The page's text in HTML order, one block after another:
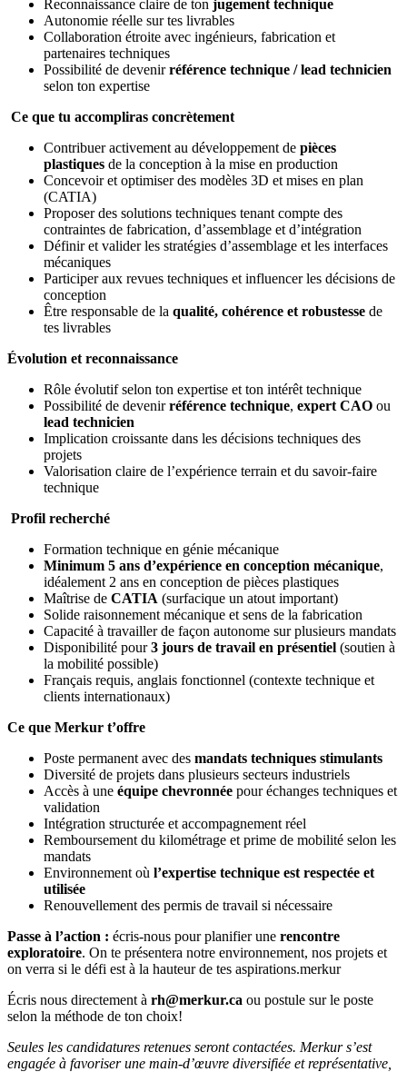
Reconnaissance claire de ton jugement technique
Autonomie réelle sur tes livrables
Collaboration étroite avec ingénieurs, fabrication et
partenaires techniques
Possibilité de devenirréférence technique / lead technicien
selon ton expertise
Ce que tu accompliras concrètement
Contribuer activement au développement de pièces
plastiques de la conception à la mise en production
Concevoir et optimiser des modèles 3D et mises en plan
(CATIA)
Proposer des solutions techniques tenant compte des
contraintes de fabrication, d’assemblage et d’intégration
Définir et valider les stratégies d’assemblage et les interfaces
mécaniques
Participer aux revues techniques et influencer les décisions de
conception
Être responsable de la qualité, cohérence et robustesse de
tes livrables
Évolution et reconnaissance
Rôle évolutif selon ton expertise et ton intérêt technique
Possibilité de devenirréférence technique, expert CAO ou
lead technicien
Implication croissante dans les décisions techniques des
projets
Valorisation claire de l’expérience terrain et du savoir-faire
technique
Profil recherché
Formation technique en génie mécanique
Minimum 5 ans d’expérience en conception mécanique,
idéalement 2 ans en conception de pièces plastiques
Maîtrise de CATIA (surfacique un atout important)
Solide raisonnement mécanique et sens de la fabrication
Capacité à travailler de façon autonome sur plusieurs mandats
Disponibilité pour3 jours de travail en présentiel (soutien à
la mobilité possible)
Français requis, anglais fonctionnel (contexte technique et
clients internationaux)
Ce que Merkur t’offre
Poste permanent avec des mandats techniques stimulants
Diversité de projets dans plusieurs secteurs industriels
Accès à une équipe chevronnée pour échanges techniques et
validation
Intégration structurée et accompagnement réel
Remboursement du kilométrage et prime de mobilité selon les
mandats
Environnement où l’expertise technique est respectée et
utilisée
Renouvellement des permis de travail si nécessaire
Passe à l’action : écris-nous pour planifier une rencontre
exploratoire. On te présentera notre environnement, nos projets et
on verra si le défi est à la hauteur de tes aspirations.merkur
Écris nous directement à rh@merkur.ca ou postule sur le poste
selon la méthode de ton choix!
Seules les candidatures retenues seront contactées. Merkur s’est
engagée à favoriser une main-d’œuvre diversifiée et représentative,